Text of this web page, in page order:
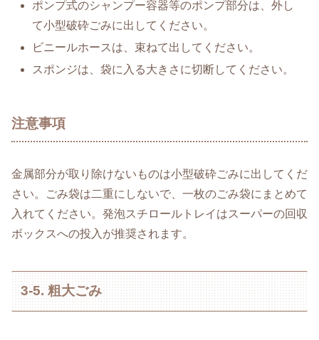
ポンプ式のシャンプー容器等のポンプ部分は、外し
て小型破砕ごみに出してください。
ビニールホースは、束ねて出してください。
スポンジは、袋に入る大きさに切断してください。
注意事項
金属部分が取り除けないものは小型破砕ごみに出してくだ
さい。ごみ袋は二重にしないで、一枚のごみ袋にまとめて
入れてください。発泡スチロールトレイはスーパーの回収
ボックスへの投入が推奨されます。
3-5. 粗大ごみ